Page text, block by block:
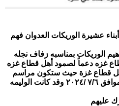
عشيرة الوريكات العدوان فهم
الوريكات بمناسبه زفاف نجله
غزه دعماً لصمود أهل قطاع غزه
أهل قطاع غزة حيث ستكون مراسم
الفرح في الأردن يوم السبت الموافق ٧/٦ /٢٠٢٤ وقد كانت الوليمه
عليهم